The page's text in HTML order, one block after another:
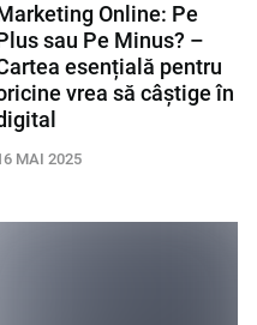
Online: Pe
sau Pe Minus? –
esențială pentru
vrea să câștige în
MAI 2025